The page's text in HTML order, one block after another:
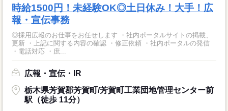
時給1500円！未経験OK◎土日休み！大手！広
報・宣伝事務
◎採用広報のお仕事をお任せします ・社内ポータルサイトの掲載、
更新 ・上記に関する内容の確認 ・修正依頼 ・社内ポータルの発信
・電話対応 ・庶...
広報・宣伝・IR
栃木県芳賀郡芳賀町/芳賀町工業団地管理センター前
駅（徒歩 11分）